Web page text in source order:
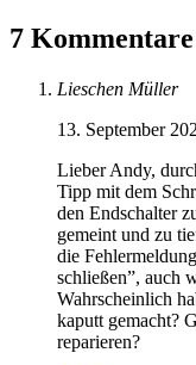
7 Kommentare
Lieschen Müller
13. September
Lieber Andy,
Tipp mit dem
den Endschalter
gemeint und zu
die
schließen”, auch
Wahrscheinlich
kaputt gemacht?
reparieren?